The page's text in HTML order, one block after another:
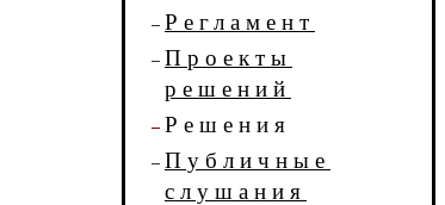
Регламент
Проекты
решений
Решения
Публичные
слушания